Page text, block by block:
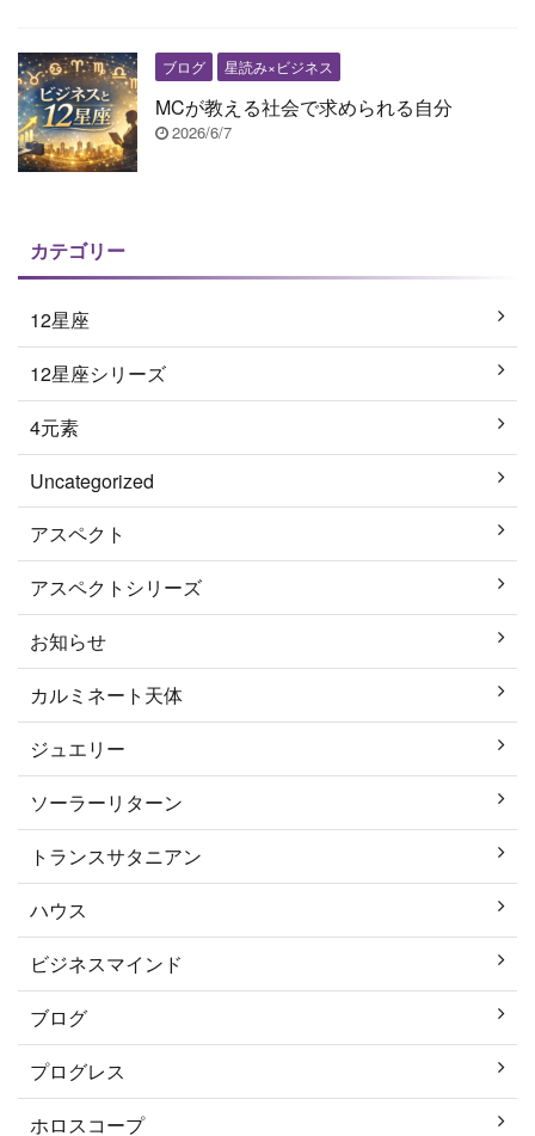
ブログ 星読み×ビジネス
MCが教える社会で求められる自分
2026/6/7
カテゴリー
12星座
12星座シリーズ
4元素
Uncategorized
アスペクト
アスペクトシリーズ
お知らせ
カルミネート天体
ジュエリー
ソーラーリターン
トランスサタニアン
ハウス
ビジネスマインド
ブログ
プログレス
ホロスコープ